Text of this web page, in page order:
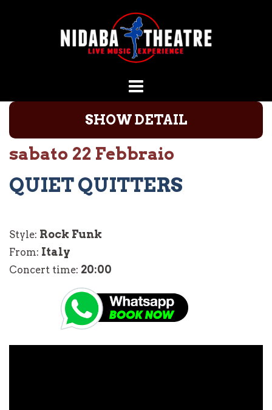
SHOW DETAIL
sabato 22 Febbraio
QUIET QUITTERS
Style: Rock Funk
From: Italy
Concert time: 20:00